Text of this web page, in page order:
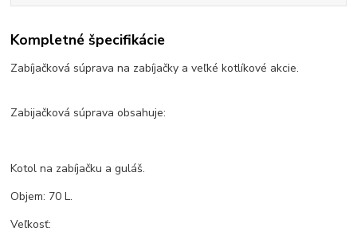
Kompletné špecifikácie
Zabíjačková súprava na zabíjačky a veľké kotlíkové akcie.
Zabijačková súprava obsahuje:
Kotol na zabíjačku a guláš.
Objem: 70 L.
Veľkosť: